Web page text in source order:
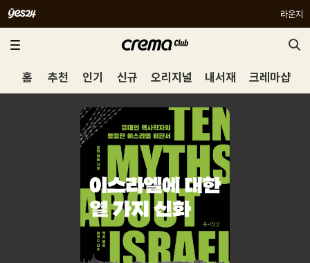
라운지
홈 추천 인기 신규 오리지널 내서재 크레마샵